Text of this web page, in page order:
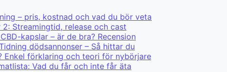
– pris, kostnad och vad du bör veta
Streamingtid, release och cast
kapslar – är de bra? Recension
dödsannonser – Så hittar du
Enkel förklaring och teori för nybörjare
Vad du får och inte får äta